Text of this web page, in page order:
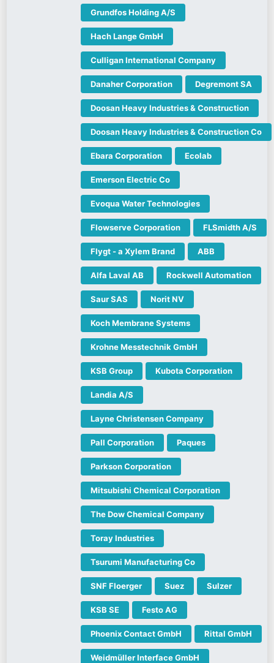
Grundfos Holding A/S
Hach Lange GmbH
Culligan International Company
Danaher Corporation Degremont SA
Doosan Heavy Industries & Construction
Doosan Heavy Industries & Construction Co
Ebara Corporation Ecolab
Emerson Electric Co
Evoqua Water Technologies
Flowserve Corporation FLSmidth A/S
Flygt - a Xylem Brand ABB
Alfa Laval AB Rockwell Automation
Saur SAS Norit NV
Koch Membrane Systems
Krohne Messtechnik GmbH
KSB Group Kubota Corporation
Landia A/S
Layne Christensen Company
Pall Corporation Paques
Parkson Corporation
Mitsubishi Chemical Corporation
The Dow Chemical Company
Toray Industries
Tsurumi Manufacturing Co
SNF Floerger Suez Sulzer
KSB SE Festo AG
Phoenix Contact GmbH Rittal GmbH
Weidmüller Interface GmbH